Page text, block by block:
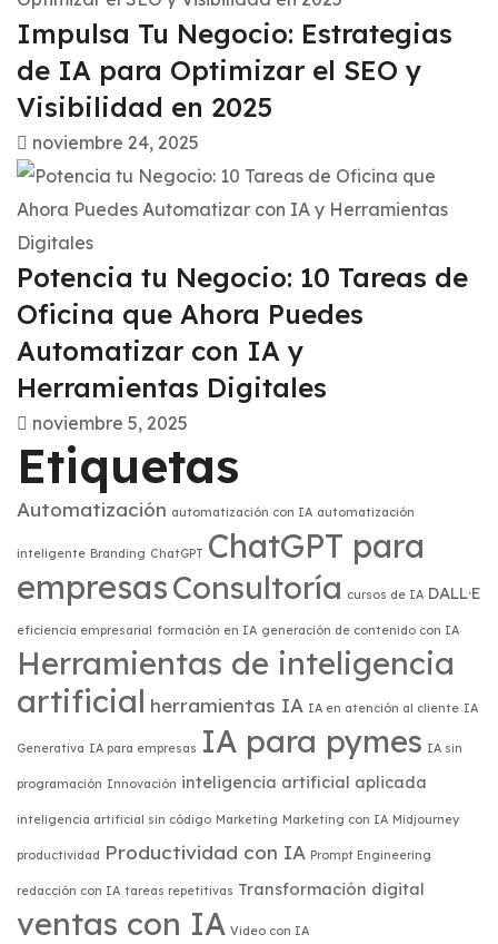
Impulsa Tu Negocio: Estrategias
de IA para Optimizar el SEO y
Visibilidad en 2025
noviembre 24, 2025
Potencia tu Negocio: 10 Tareas de
Oficina que Ahora Puedes
Automatizar con IA y
Herramientas Digitales
noviembre 5, 2025
Etiquetas
Automatización automatización con IA automatización
inteligente Branding ChatGPT ChatGPT para
empresasConsultoría cursos de IA DALL·E
eficiencia empresarial formación en IA generación de contenido con IA
Herramientas de inteligencia
artificial herramientas IA IA en atención al cliente IA
Generativa IA para empresas IA para pymes IA sin
programación Innovación inteligencia artificial aplicada
inteligencia artificial sin código Marketing Marketing con IA Midjourney
productividad Productividad con IA Prompt Engineering
redacción con IA tareas repetitivas Transformación digital
ventas con IA Video con IA